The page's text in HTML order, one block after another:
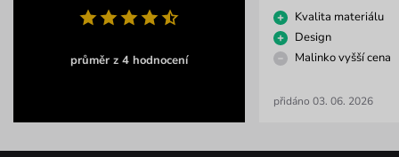
průměr z 4 hodnocení
Kvalita materiálu
Design
Malinko vyšší cena
přidáno 03. 06. 2026